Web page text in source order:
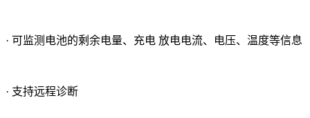
· 可监测电池的剩余电量、充电 放电电流、电压、温度等信息
· 支持远程诊断